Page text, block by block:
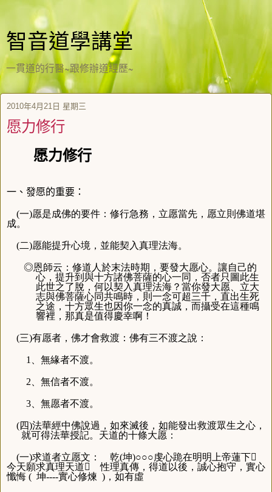
智音道學講堂
一貫道的行醫~跟修辦道經歷~
2010年4月21日 星期三
愿力修行
愿力修行
一、發愿的重要：
(一)愿是成佛的要件：修行急務，立愿當先，愿立則佛道堪
成。
(二)愿能提升心境，並能契入真理法海。
◎恩師云：修道人於末法時期，要發大愿心。讓自己的
心，提升到與十方諸佛菩薩的心一同，否者只圖此生
此世之了脫，何以契入真理法海？當你發大愿、立大
志與佛菩薩心同共鳴時，則一念可超三千，直出生死
之途，十方眾生也因你一念的真誠，而攝受在這種鳴
響裡，那真是值得慶幸啊！
(三)有愿者，佛才會救渡：佛有三不渡之說：
1、無緣者不渡。
2、無信者不渡。
3、無愿者不渡。
(四)法華經中佛說過，如來滅後，如能發出救渡眾生之心，
就可得法華授記。天道的十條大愿：
(一)求道者立愿文： 乾(坤)○○○虔心跪在明明上帝蓮下
今天願求真理天道
性理真傳，得道以後，誠心抱守，實心
懺悔 ( 坤----實心修煉 )，如有虛